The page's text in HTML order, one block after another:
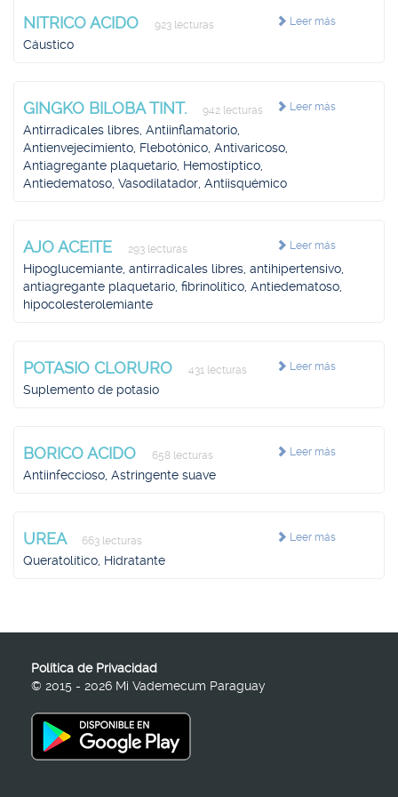
Leer más
NITRICO ACIDO 923 lecturas
Cáustico
Leer más
GINGKO BILOBA TINT. 942 lecturas
Antirradicales libres, Antiinflamatorio,
Antienvejecimiento, Flebotónico, Antivaricoso,
Antiagregante plaquetario, Hemostíptico,
Antiedematoso, Vasodilatador, Antiisquémico
Leer más
AJO ACEITE 293 lecturas
Hipoglucemiante, antirradicales libres, antihipertensivo,
antiagregante plaquetario, fibrinolítico, Antiedematoso,
hipocolesterolemiante
Leer más
POTASIO CLORURO 431 lecturas
Suplemento de potasio
Leer más
BORICO ACIDO 658 lecturas
Antiinfeccioso, Astringente suave
Leer más
UREA 663 lecturas
Queratolítico, Hidratante
Política de Privacidad
© 2015 - 2026 Mi Vademecum Paraguay